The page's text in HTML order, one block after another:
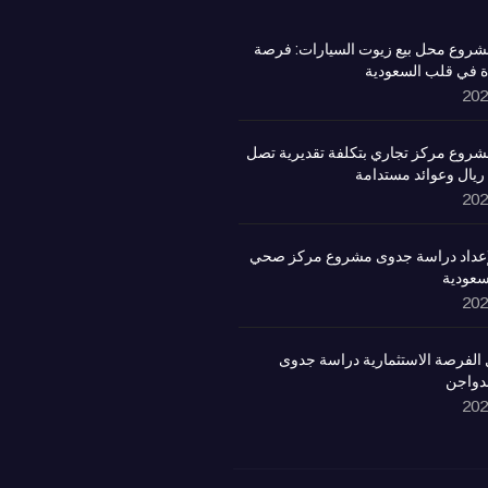
محل بيع زيوت السيارات: فرصة
في قلب السعودية
مركز تجاري بتكلفة تقديرية تصل
دراسة جدوى مشروع مركز صحي
الاستثمارية دراسة جدوى